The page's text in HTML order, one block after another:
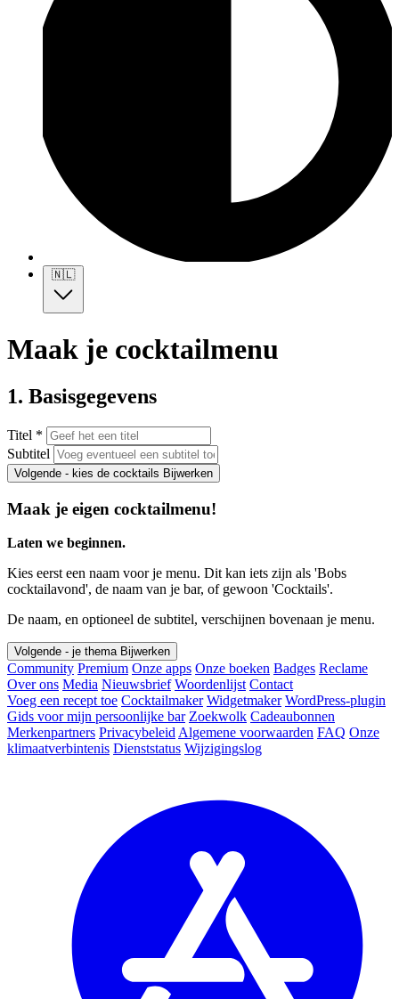
🇳🇱
Maak je cocktailmenu
1. Basisgegevens
Titel *
Subtitel
Volgende - kies de cocktails Bijwerken
Maak je eigen cocktailmenu!
Laten we beginnen.
Kies eerst een naam voor je menu. Dit kan iets zijn als 'Bobs
cocktailavond', de naam van je bar, of gewoon 'Cocktails'.
De naam, en optioneel de subtitel, verschijnen bovenaan je menu.
Volgende - je thema Bijwerken
Community Premium Onze apps Onze boeken Badges Reclame
Over ons Media Nieuwsbrief Woordenlijst Contact
Voeg een recept toe Cocktailmaker Widgetmaker WordPress-plugin
Gids voor mijn persoonlijke bar Zoekwolk Cadeaubonnen
Merkenpartners Privacybeleid Algemene voorwaarden FAQ Onze
klimaatverbintenis Dienststatus Wijzigingslog